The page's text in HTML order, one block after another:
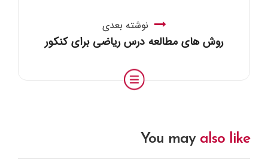
نوشته بعدی
روش های مطالعه درس ریاضی برای کنکور
You may also like